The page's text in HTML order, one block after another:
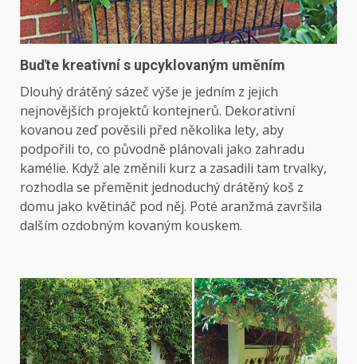
Buďte kreativní s upcyklovaným uměním
Dlouhý drátěný sázeč výše je jedním z jejich
nejnovějších projektů kontejnerů. Dekorativní
kovanou zeď pověsili před několika lety, aby
podpořili to, co původně plánovali jako zahradu
kamélie. Když ale změnili kurz a zasadili tam trvalky,
rozhodla se přeměnit jednoduchý drátěný koš z
domu jako květináč pod něj. Poté aranžmá završila
dalším ozdobným kovaným kouskem.